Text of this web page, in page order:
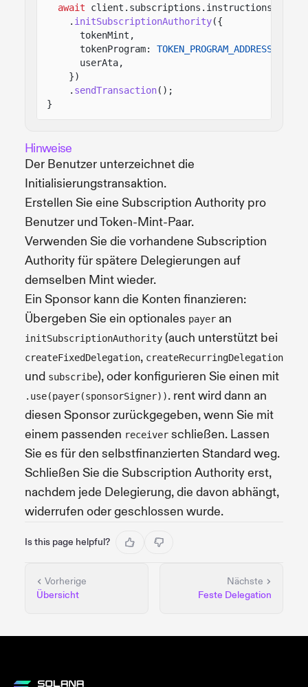
await
client.subscriptions.instructions
. initSubscriptionAuthority({
tokenMint,
tokenProgram:
TOKEN_PROGRAM_ADDRESS
userAta,
})
. sendTransaction();
}
Hinweise
Der Benutzer unterzeichnet die
Initialisierungstransaktion.
Erstellen Sie eine Subscription Authority pro
Benutzer und Token-Mint-Paar.
Verwenden Sie die vorhandene Subscription
Authority für spätere Delegierungen auf
demselben Mint wieder.
Ein Sponsor kann die Konten finanzieren:
Übergeben Sie ein optionales payer an
initSubscriptionAuthority (auch unterstützt bei
createFixedDelegation, createRecurringDelegation
und subscribe), oder konfigurieren Sie einen mit
.use(payer(sponsorSigner)). rent wird dann an
diesen Sponsor zurückgegeben, wenn Sie mit
einem passenden receiver schließen. Lassen
Sie es für den selbstfinanzierten Standard weg.
Schließen Sie die Subscription Authority erst,
nachdem jede Delegierung, die davon abhängt,
widerrufen oder geschlossen wurde.
Is this page helpful?
Vorherige
Übersicht
Nächste
Feste Delegation